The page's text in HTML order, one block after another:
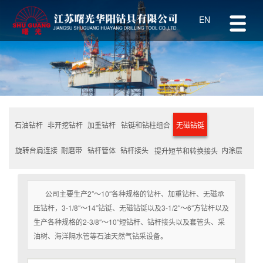
EN
石油钻杆 非开挖钻杆 加重钻杆 钻铤和钻柱组合 无磁钻铤
旋转台肩连接 耐磨带 钻杆管体 钻杆接头 提升短节和转换接头 内涂层
公司主要生产2″～10″各种规格的钻杆、加重钻杆、无磁承
压钻杆，3-1/8″～14″钻铤、无磁钻铤以及3-1/2″～6″方钻杆以及
生产各种规格的2-3/8″～10″短钻杆、钻杆接头以及套管头、采
油树、海洋隔水管等石油天然气钻采设备。